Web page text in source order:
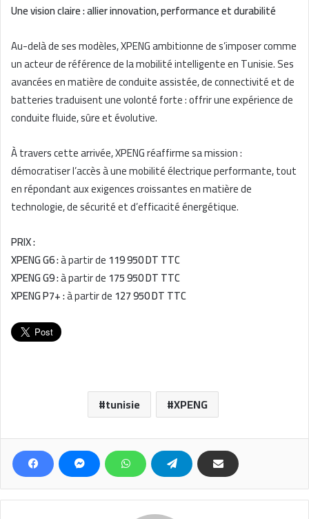
Une vision claire : allier innovation, performance et durabilité
Au-delà de ses modèles, XPENG ambitionne de s’imposer comme
un acteur de référence de la mobilité intelligente en Tunisie. Ses
avancées en matière de conduite assistée, de connectivité et de
batteries traduisent une volonté forte : offrir une expérience de
conduite fluide, sûre et évolutive.
À travers cette arrivée, XPENG réaffirme sa mission :
démocratiser l’accès à une mobilité électrique performante, tout
en répondant aux exigences croissantes en matière de
technologie, de sécurité et d’efficacité énergétique.
PRIX :
XPENG G6 :à partir de119 950 DT TTC
XPENG G9 :à partir de175 950 DT TTC
XPENG P7+ :à partir de127 950 DT TTC
tunisie XPENG